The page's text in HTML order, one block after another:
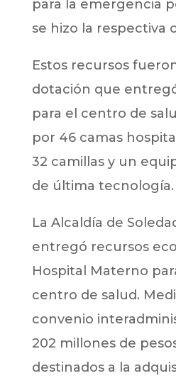
para la emergencia
se hizo la respectiva
Estos recursos
dotación que
para el centro de
por 46 camas
32 camillas y un
de última tecnología.
La Alcaldía de
entregó recursos
Hospital Materno
centro de salud.
convenio
202 millones de
destinados a la